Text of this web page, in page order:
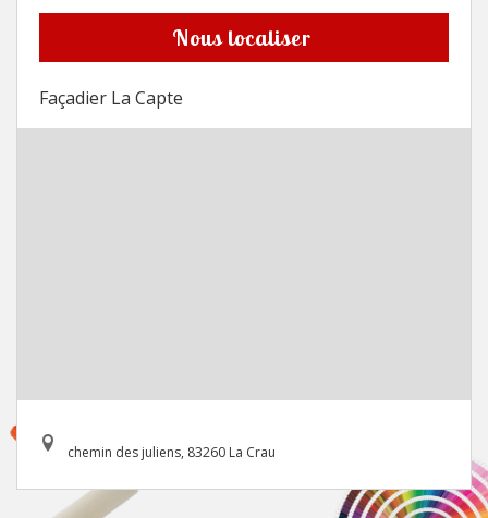
Nous localiser
Façadier La Capte
chemin des juliens, 83260 La Crau